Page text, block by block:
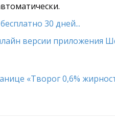
30 дней...
версии приложения